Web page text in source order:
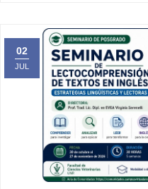
02
JUL